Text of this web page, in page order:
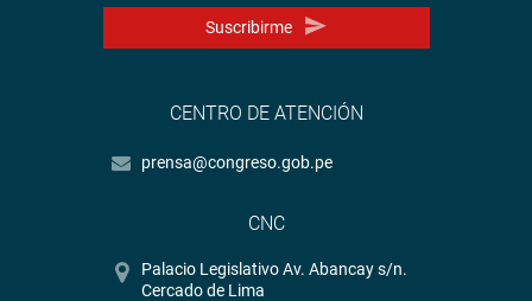
Suscribirme
CENTRO DE ATENCIÓN
prensa@congreso.gob.pe
CNC
Palacio Legislativo Av. Abancay s/n.
Cercado de Lima